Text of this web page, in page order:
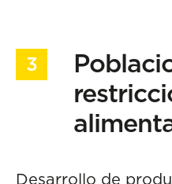
Desarrollo de